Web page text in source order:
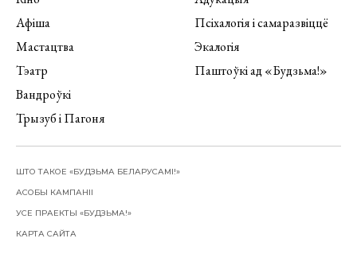
Афіша
Мастацтва
Тэатр
Вандроўкі
Трызуб і Пагоня
Псіхалогія і самаразвіццё
Экалогія
Паштоўкі ад «Будзьма!»
ШТО ТАКОЕ «БУДЗЬМА БЕЛАРУСАМІ!»
АСОБЫ КАМПАНІІ
УСЕ ПРАЕКТЫ «БУДЗЬМА!»
КАРТА САЙТА